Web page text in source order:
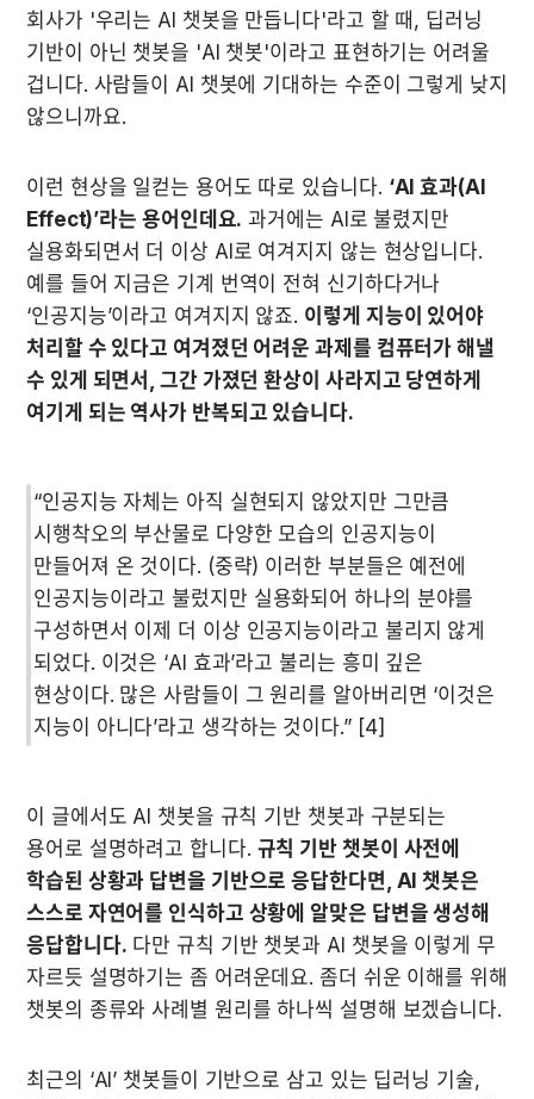
회사가 '우리는 AI 챗봇을 만듭니다'라고 할 때, 딥러닝
기반이 아닌 챗봇을 'AI 챗봇'이라고 표현하기는 어려울
겁니다. 사람들이 AI 챗봇에 기대하는 수준이 그렇게 낮지
않으니까요.
이런 현상을 일컫는 용어도 따로 있습니다. ‘AI 효과(AI
Effect)’라는 용어인데요. 과거에는 AI로 불렸지만
실용화되면서 더 이상 AI로 여겨지지 않는 현상입니다.
예를 들어 지금은 기계 번역이 전혀 신기하다거나
‘인공지능’이라고 여겨지지 않죠. 이렇게 지능이 있어야
처리할 수 있다고 여겨졌던 어려운 과제를 컴퓨터가 해낼
수 있게 되면서, 그간 가졌던 환상이 사라지고 당연하게
여기게 되는 역사가 반복되고 있습니다.
“인공지능 자체는 아직 실현되지 않았지만 그만큼
시행착오의 부산물로 다양한 모습의 인공지능이
만들어져 온 것이다. (중략) 이러한 부분들은 예전에
인공지능이라고 불렀지만 실용화되어 하나의 분야를
구성하면서 이제 더 이상 인공지능이라고 불리지 않게
되었다. 이것은 ‘AI 효과’라고 불리는 흥미 깊은
현상이다. 많은 사람들이 그 원리를 알아버리면 ‘이것은
지능이 아니다’라고 생각하는 것이다.” [4]
이 글에서도 AI 챗봇을 규칙 기반 챗봇과 구분되는
용어로 설명하려고 합니다. 규칙 기반 챗봇이 사전에
학습된 상황과 답변을 기반으로 응답한다면, AI 챗봇은
스스로 자연어를 인식하고 상황에 알맞은 답변을 생성해
응답합니다. 다만 규칙 기반 챗봇과 AI 챗봇을 이렇게 무
자르듯 설명하기는 좀 어려운데요. 좀더 쉬운 이해를 위해
챗봇의 종류와 사례별 원리를 하나씩 설명해 보겠습니다.
최근의 ‘AI’ 챗봇들이 기반으로 삼고 있는 딥러닝 기술,